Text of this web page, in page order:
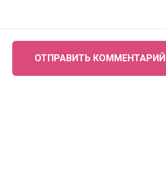
ОТПРАВИТЬ КОММЕНТАРИЙ